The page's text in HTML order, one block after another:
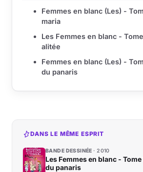
Femmes en blanc (Les) -
maria
Les Femmes en blanc -
alitée
Femmes en blanc (Les) -
du panaris
DANS LE MÊME ESPRIT
BANDE DESSINÉE 2010
Les Femmes en blanc -
du panaris